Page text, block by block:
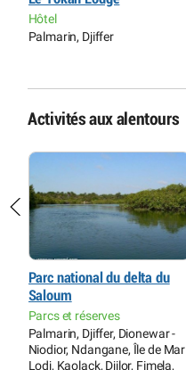
Hôtel
Palmarin, Djiffer
Activités aux alentours
Parc national du delta du
Saloum
Parcs et réserves
Palmarin, Djiffer, Dionewar -
Niodior, Ndangane, Île de Mar
Lodj, Kaolack, Djilor, Fimela,